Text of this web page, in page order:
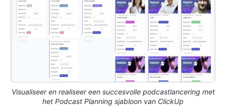
Visualiseer en realiseer een succesvolle podcastlancering met
het Podcast Planning sjabloon van ClickUp